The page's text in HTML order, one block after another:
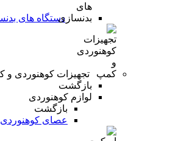
دستگاه های
تجهیزات کوهنوردی و
بازگشت
لوازم کوهنوردی
بازگشت
عصای کوهنوردی